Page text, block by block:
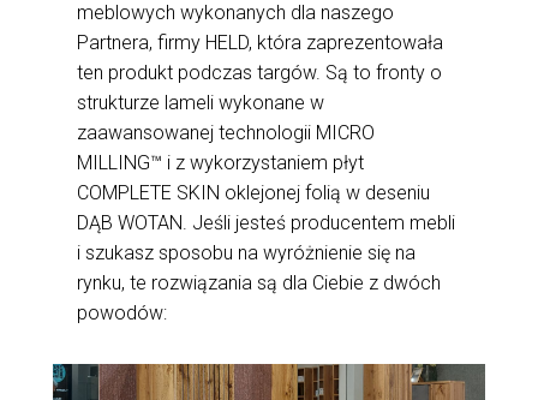
meblowych wykonanych dla naszego
Partnera, firmy HELD, która zaprezentowała
ten produkt podczas targów. Są to fronty o
strukturze lameli wykonane w
zaawansowanej technologii MICRO
MILLING™ i z wykorzystaniem płyt
COMPLETE SKIN oklejonej folią w deseniu
DĄB WOTAN. Jeśli jesteś producentem mebli
i szukasz sposobu na wyróżnienie się na
rynku, te rozwiązania są dla Ciebie z dwóch
powodów: